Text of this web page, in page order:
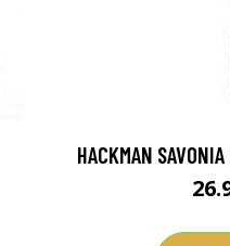
HACKMAN